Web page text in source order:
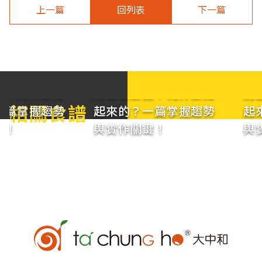
上一篇 回列表 下一篇
相關食譜
篇掌握趨勢
起來的？一篇掌握趨勢
與實作關鍵！
起
與